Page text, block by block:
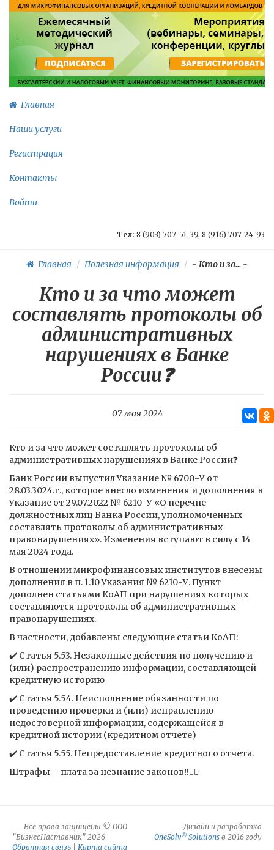
Главная
Наши услуги
Регистрация
Контакты
Войти
Тел: 8 (903) 707-51-39, 8 (916) 707-24-93
Главная Полезная информация - Кто и за... -
Кто и за что может
составлять протоколы об
административных
нарушениях в Банке
России❓
07 мая 2024
Кто и за что может составлять протоколы об
административных нарушениях в Банке России❓
Банк России выпустил Указание № 6700-У от
28.03.3024.г., которое внесло изменения и дополнения в
Указание от 29.07.2022 № 6210-У «О перечне
должностных лиц Банка России, уполномоченных
составлять протоколы об административных
правонарушениях». Изменения вступают в силу с 14
мая 2024 года.
В отношении микрофинансовых институтов внесены
дополнения в п. 1.10 Указания № 6210-У. Пункт
дополнен статьями КоАП при нарушениях которых
составляются протоколы об административных
правонарушениях.
В частности, добавлены следующие статьи КоАП:
✔️ Статья 5.53. Незаконные действия по получению и
(или) распространению информации, составляющей
кредитную историю
✔️ Статья 5.54. Неисполнение обязанности по
проведению проверки и (или) исправлению
недостоверной информации, содержащейся в
кредитной истории (кредитном отчете)
✔️ Статья 5.55. Непредоставление кредитного отчета.
Штрафы – плата за незнание законов‼️👮‍♂️
Все права защищены © ООО
"БизнесНаставник" 2026
Обратная связь
Карта сайта
Дизайн и разработка
OneSolv® Solutions в 2016 году